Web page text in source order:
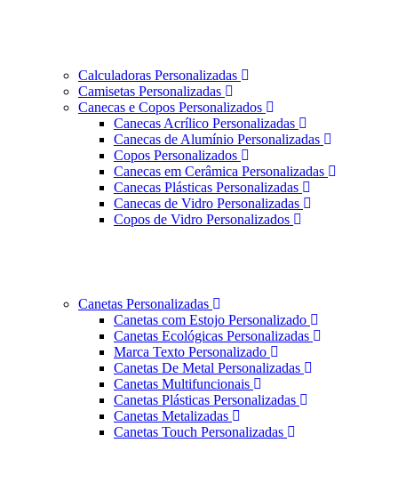
Calculadoras Personalizadas
Camisetas Personalizadas
Canecas e Copos Personalizados
Canecas Acrílico Personalizadas
Canecas de Alumínio Personalizadas
Copos Personalizados
Canecas em Cerâmica Personalizadas
Canecas Plásticas Personalizadas
Canecas de Vidro Personalizadas
Copos de Vidro Personalizados
Canetas Personalizadas
Canetas com Estojo Personalizado
Canetas Ecológicas Personalizadas
Marca Texto Personalizado
Canetas De Metal Personalizadas
Canetas Multifuncionais
Canetas Plásticas Personalizadas
Canetas Metalizadas
Canetas Touch Personalizadas